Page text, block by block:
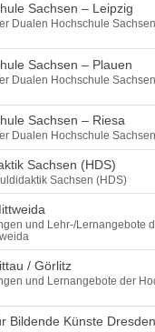
Sachsen – Leipzig
Dualen Hochschule
Sachsen – Plauen
Dualen Hochschule
Sachsen – Riesa
Dualen Hochschule
Sachsen (HDS)
Sachsen (HDS)
und Lehr-/Lernangebote
/ Görlitz
und Lernangebote der
Bildende Künste Dresden